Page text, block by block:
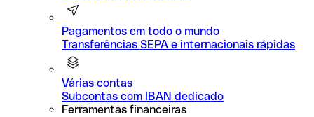
Pagamentos em todo o mundo
Transferências SEPA e internacionais rápidas
Várias contas
Subcontas com IBAN dedicado
Ferramentas financeiras